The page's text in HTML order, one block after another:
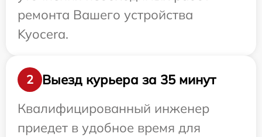
ремонта Вашего устройства
Kyocera.
2
Выезд курьера за 35 минут
Квалифицированный инженер
приедет в удобное время для